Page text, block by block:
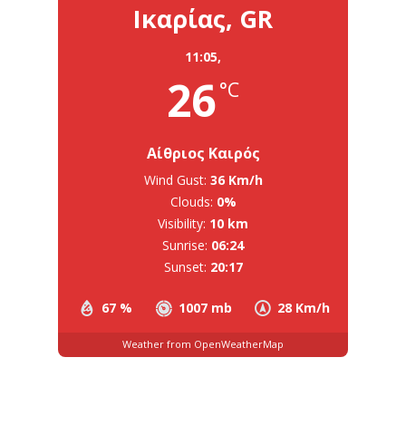
Ικαρίας, GR
11:05,
26°C
Αίθριος Καιρός
67 % 1007 mb 28 Km/h
Wind Gust: 36 Km/h
Clouds: 0%
Visibility: 10 km
Sunrise: 06:24
Sunset: 20:17
Weather from OpenWeatherMap